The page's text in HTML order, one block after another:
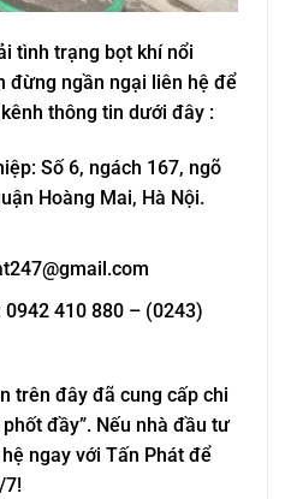
tình trạng bọt khí nổi
đừng ngần ngại liên hệ để
thông tin dưới đây :
Số 6, ngách 167, ngõ
Hoàng Mai, Hà Nội.
410 880 – (0243)
trên đây đã cung cấp chi
đầy”. Nếu nhà đầu tư
ngay với Tấn Phát để
7!